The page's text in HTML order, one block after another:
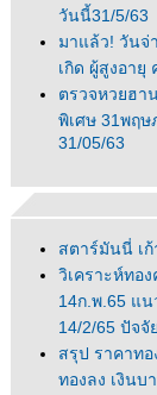
วันนี้31/5/63
มาแล้ว! วันจ่
เกิด ผู้สูงอา
ตรวจหวยฮา
พิเศษ 31พฤ
31/05/63
สตาร์มันนี่ เ
วิเคราะห์ทอ
14ก.พ.65 แ
14/2/65 ปัจจั
สรุป ราคาท
ทองลง เงินบ